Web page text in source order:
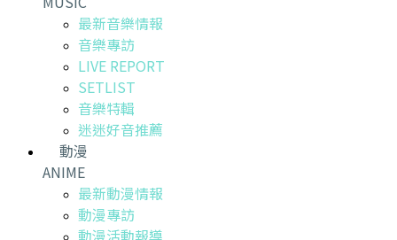
最新音樂情報
音樂專訪
LIVE REPORT
SETLIST
音樂特輯
迷迷好音推薦
動漫
ANIME
最新動漫情報
動漫專訪
動漫活動報導